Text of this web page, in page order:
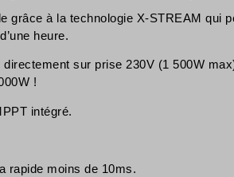
grâce à la technologie X-STREAM qui
heure.
sur prise 230V (1 500W
!
intégré.
rapide moins de 10ms.